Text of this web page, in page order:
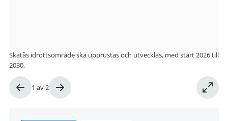
Bild
2
1 av2
Skatås idrottsområde ska upprustas och utvecklas, med start 2026 till
2030.